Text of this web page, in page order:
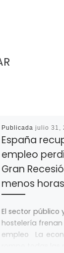
Publicada julio 31,
España
empleo
Gran
menos
El sector público
hostelería
empleo La